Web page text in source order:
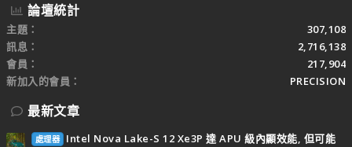
論壇統計
主題
307,108
訊息
2,716,138
會員
217,904
新加入的會員
PRECISION
最新文章
處理器
Intel Nova Lake-S 12 Xe3P 達 APU 級內顯效能, 但可能